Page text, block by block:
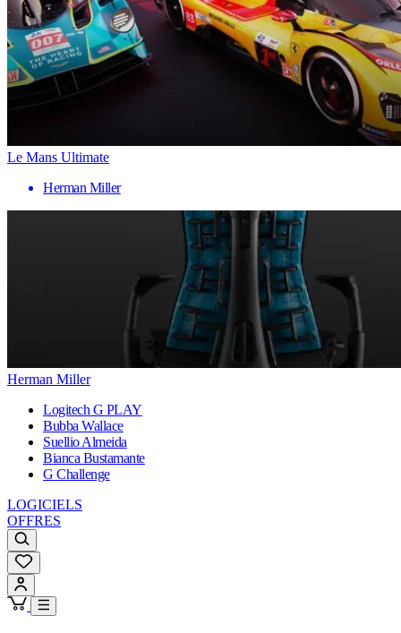
Le Mans Ultimate
Herman Miller
Herman Miller
Logitech G PLAY
Bubba Wallace
Suellio Almeida
Bianca Bustamante
G Challenge
LOGICIELS
OFFRES